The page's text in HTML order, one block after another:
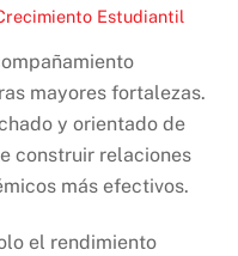
Estudiantil
mayores fortalezas.
y orientado de
construir relaciones
más efectivos.
el rendimiento